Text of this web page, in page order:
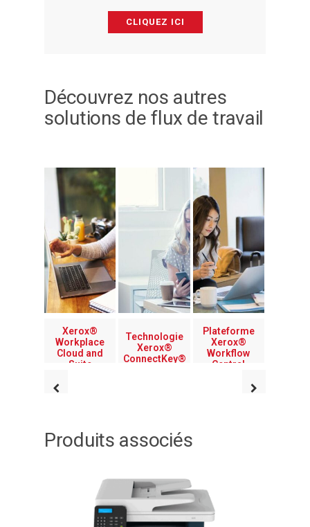
CLIQUEZ ICI
Découvrez nos autres
solutions de flux de travail
Xerox®
Workplace
Cloud and
Suite
Technologie
Xerox®
ConnectKey®
Plateforme
Xerox®
Workflow
Central
Produits associés